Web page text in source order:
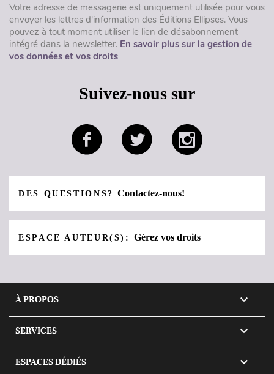
Votre adresse de messagerie est uniquement utilisée pour vous
envoyer les lettres d'information des Éditions Ellipses. Vous
pouvez à tout moment utiliser le lien de désabonnement
intégré dans la newsletter. En savoir plus sur la gestion de
vos données et vos droits
Suivez-nous sur
DES QUESTIONS?Contactez-nous!
ESPACE AUTEUR(S):Gérez vos droits
À PROPOS 
SERVICES 
ESPACES DÉDIÉS 